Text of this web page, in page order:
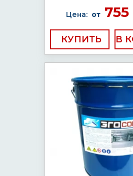
Цена: от755
КУПИТЬ